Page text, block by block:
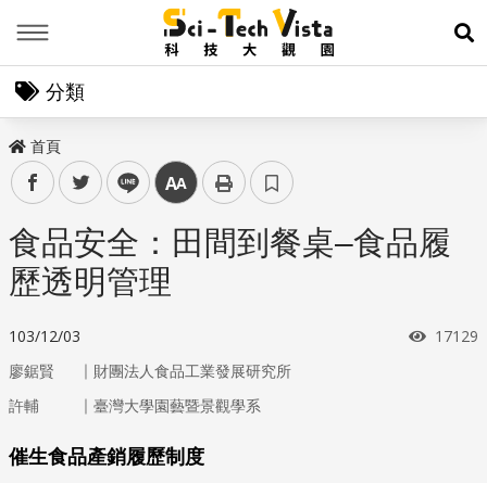
展
分類
首頁
facebooktwitter line 中
食品安全：田間到餐桌–食品履
歷透明管理
103/12/03 瀏覽次
17129
廖鋸賢 ｜ 財團法人食品工業發展研究所
許輔
｜ 臺灣大學園藝暨景觀學系
催生食品產銷履歷制度